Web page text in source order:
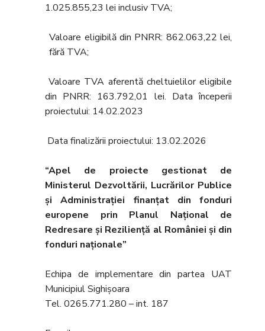
1.025.855,23 lei inclusiv TVA;
Valoare eligibilă din PNRR: 862.063,22 lei,
fără TVA;
Valoare TVA aferentă cheltuielilor eligibile
din PNRR: 163.792,01 lei. Data începerii
proiectului: 14.02.2023
Data finalizării proiectului: 13.02.2026
“Apel de proiecte gestionat de
Ministerul Dezvoltării, Lucrărilor Publice
şi Administraţiei finanţat din fonduri
europene prin Planul Naţional de
Redresare şi Rezilienţă al României şi din
fonduri naţionale”
Echipa de implementare din partea UAT
Municipiul Sighișoara
Tel. 0265.771.280 – int. 187